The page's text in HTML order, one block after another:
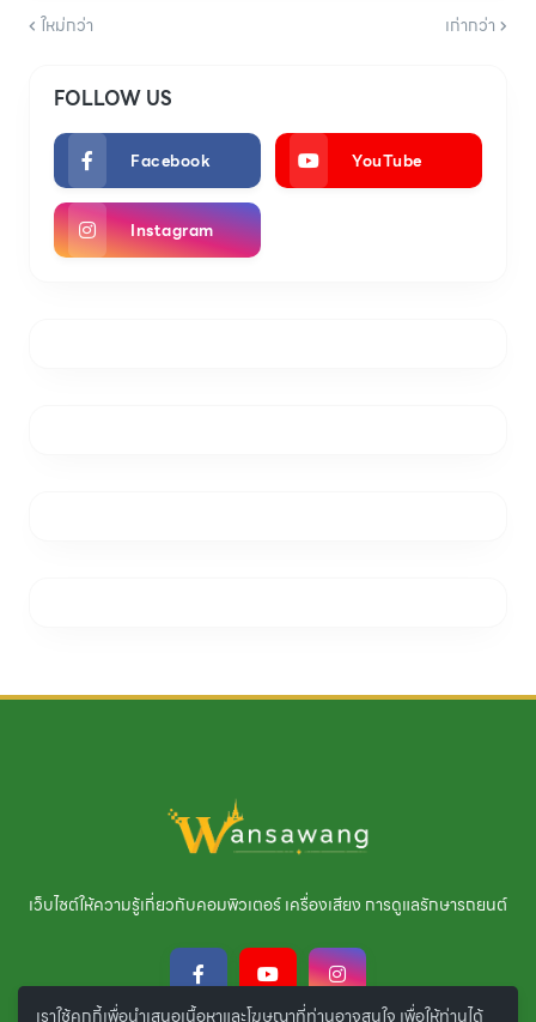
ใหม่กว่า เก่ากว่า
FOLLOW US
Facebook YouTube
Instagram
เว็บไซต์ให้ความรู้เกี่ยวกับคอมพิวเตอร์ เครื่องเสียง การดูแลรักษารถยนต์
เราใช้คุกกี้เพื่อนำเสนอเนื้อหาและโฆษณาที่ท่านอาจสนใจ เพื่อให้ท่านได้